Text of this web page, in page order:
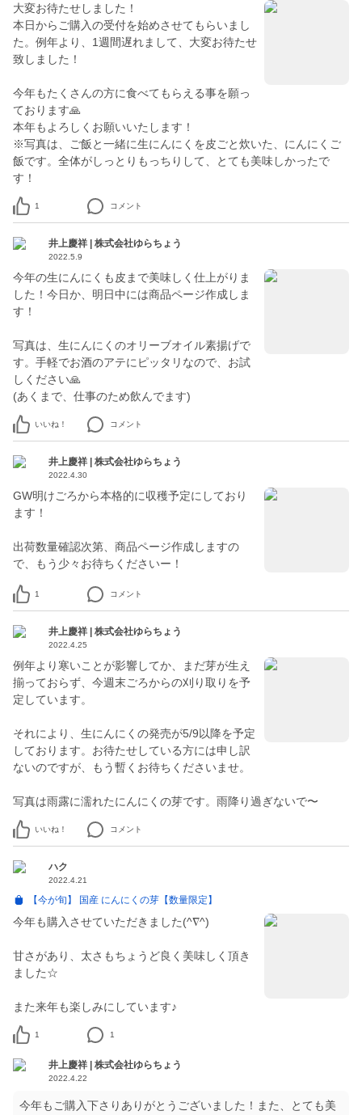
大変お待たせしました！
本日からご購入の受付を始めさせてもらいまし
た。例年より、1週間遅れまして、大変お待たせ
致しました！
今年もたくさんの方に食べてもらえる事を願っ
ております🙏
本年もよろしくお願いいたします！
※写真は、ご飯と一緒に生にんにくを皮ごと炊いた、にんにくご
飯です。全体がしっとりもっちりして、とても美味しかったで
す！
1 コメント
井上慶祥 | 株式会社ゆらちょう
2022.5.9
今年の生にんにくも皮まで美味しく仕上がりま
した！今日か、明日中には商品ページ作成しま
す！
写真は、生にんにくのオリーブオイル素揚げで
す。手軽でお酒のアテにピッタリなので、お試
しください🙏
(あくまで、仕事のため飲んでます)
いいね！ コメント
井上慶祥 | 株式会社ゆらちょう
2022.4.30
GW明けごろから本格的に収穫予定にしており
ます！
出荷数量確認次第、商品ページ作成しますの
で、もう少々お待ちくださいー！
1 コメント
井上慶祥 | 株式会社ゆらちょう
2022.4.25
例年より寒いことが影響してか、まだ芽が生え
揃っておらず、今週末ごろからの刈り取りを予
定しています。
それにより、生にんにくの発売が5/9以降を予定
しております。お待たせしている方には申し訳
ないのですが、もう暫くお待ちくださいませ。
写真は雨露に濡れたにんにくの芽です。雨降り過ぎないで〜
いいね！ コメント
ハク
2022.4.21
【今が旬】 国産 にんにくの芽【数量限定】
今年も購入させていただきました(^∇^)
甘さがあり、太さもちょうど良く美味しく頂き
ました☆
また来年も楽しみにしています♪
1 1
井上慶祥 | 株式会社ゆらちょう
2022.4.22
今年もご購入下さりありがとうございました！また、とても美